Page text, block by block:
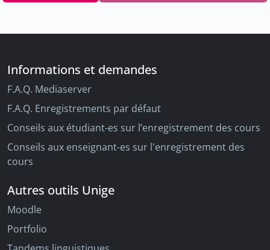
Informations et demandes
F.A.Q. Mediaserver
F.A.Q. Enregistrements par défaut
Conseils aux étudiant-es sur l’enregistrement des cours
Conseils aux enseignant-es sur l'enregistrement des
cours
Autres outils Unige
Moodle
Portfolio